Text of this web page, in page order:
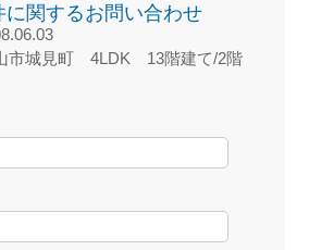
に関するお問い合わせ
城見町 4LDK 13階建て/2階